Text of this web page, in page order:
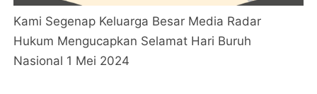
Kami Segenap Keluarga Besar Media Radar
Hukum Mengucapkan Selamat Hari Buruh
Nasional 1 Mei 2024